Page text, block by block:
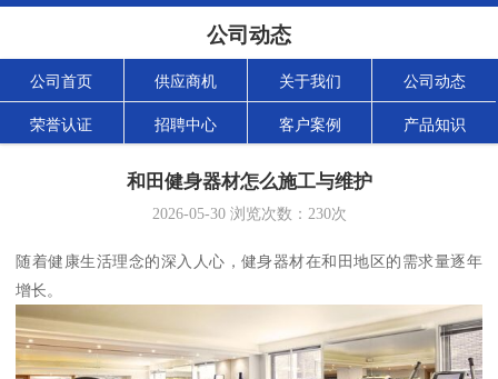
公司动态
公司首页 供应商机 关于我们 公司动态
荣誉认证 招聘中心 客户案例 产品知识
和田健身器材怎么施工与维护
2026-05-30浏览次数： 230次
随着健康生活理念的深入人心，健身器材在和田地区的需求量逐年
增长。